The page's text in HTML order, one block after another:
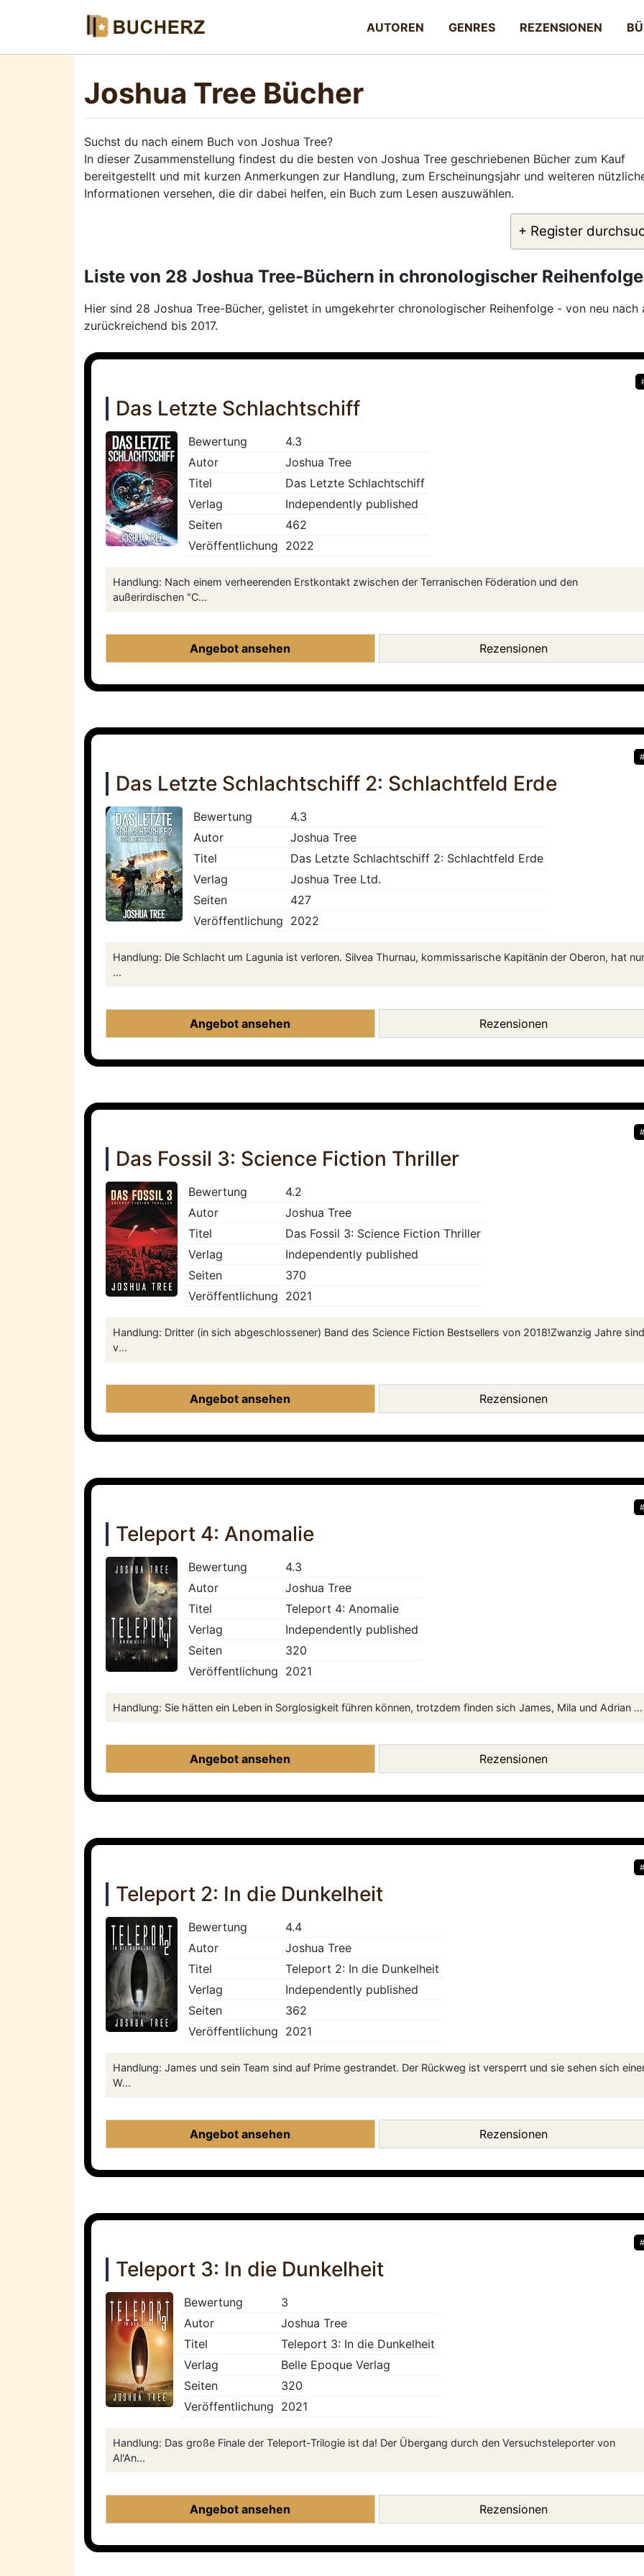
AUTOREN GENRES REZENSIONEN
Joshua Tree Bücher
Suchst du nach einem Buch von Joshua Tree?
In dieser Zusammenstellung findest du die besten von Joshua Tree geschriebenen Bücher zum Kauf
bereitgestellt und mit kurzen Anmerkungen zur Handlung, zum Erscheinungsjahr und weiteren
Informationen versehen, die dir dabei helfen, ein Buch zum Lesen auszuwählen.
+ Register
Liste von 28 Joshua Tree-Büchern in chronologischer Reihenfolge
Hier sind 28 Joshua Tree-Bücher, gelistet in umgekehrter chronologischer Reihenfolge - von neu nach
zurückreichend bis 2017.
Das Letzte Schlachtschiff
Bewertung
4.3
Autor
Joshua Tree
Titel
Das Letzte Schlachtschiff
Verlag
Independently published
Seiten
462
Veröffentlichung 2022
Handlung: Nach einem verheerenden Erstkontakt zwischen der Terranischen Föderation und den
außerirdischen "C...
Angebot ansehen Rezensionen
Das Letzte Schlachtschiff 2: Schlachtfeld Erde
Bewertung
4.3
Autor
Joshua Tree
Titel
Das Letzte Schlachtschiff 2: Schlachtfeld Erde
Verlag
Joshua Tree Ltd.
Seiten
427
Veröffentlichung 2022
Handlung: Die Schlacht um Lagunia ist verloren. Silvea Thurnau, kommissarische Kapitänin der Oberon, hat nur
...
Angebot ansehen Rezensionen
Das Fossil 3: Science Fiction Thriller
Bewertung
4.2
Autor
Joshua Tree
Titel
Das Fossil 3: Science Fiction Thriller
Verlag
Independently published
Seiten
370
Veröffentlichung 2021
Handlung: Dritter (in sich abgeschlossener) Band des Science Fiction Bestsellers von 2018!Zwanzig Jahre sind
v...
Angebot ansehen Rezensionen
Teleport 4: Anomalie
Bewertung
4.3
Autor
Joshua Tree
Titel
Teleport 4: Anomalie
Verlag
Independently published
Seiten
320
Veröffentlichung 2021
Handlung: Sie hätten ein Leben in Sorglosigkeit führen können, trotzdem finden sich James, Mila und Adrian ...
Angebot ansehen Rezensionen
Teleport 2: In die Dunkelheit
Bewertung
4.4
Autor
Joshua Tree
Titel
Teleport 2: In die Dunkelheit
Verlag
Independently published
Seiten
362
Veröffentlichung 2021
Handlung: James und sein Team sind auf Prime gestrandet. Der Rückweg ist versperrt und sie sehen sich
W...
Angebot ansehen Rezensionen
Teleport 3: In die Dunkelheit
Bewertung
3
Autor
Joshua Tree
Titel
Teleport 3: In die Dunkelheit
Verlag
Belle Epoque Verlag
Seiten
320
Veröffentlichung 2021
Handlung: Das große Finale der Teleport-Trilogie ist da! Der Übergang durch den Versuchsteleporter von
Al'An...
Angebot ansehen Rezensionen